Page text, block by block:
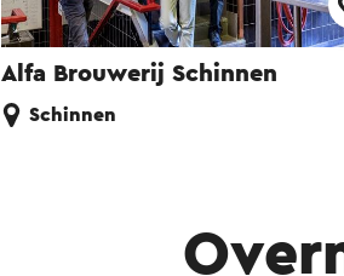
Alfa Brouwerij Schinnen
Schinnen